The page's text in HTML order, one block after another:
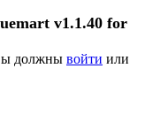
v1.1.40 for
должны войти или